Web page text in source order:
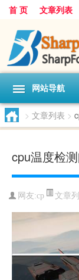
首 页 文章列表
网站导航
> 文章列表 >
cpu温度检
网友:cp 文章